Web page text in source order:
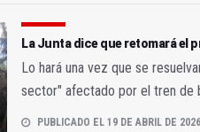
La Junta dice que retomará el
Lo hará una vez que se
sector" afectado por el tren de
PUBLICADO EL 19 DE ABRIL DE 2026